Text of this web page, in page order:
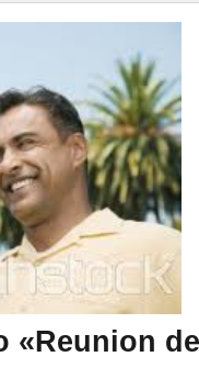
«Reunion